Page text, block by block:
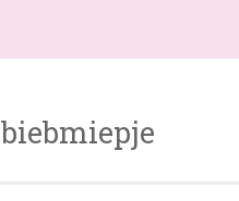
biebmiepje